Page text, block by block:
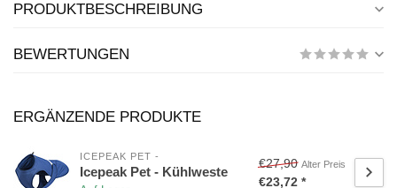
PRODUKTBESCHREIBUNG
BEWERTUNGEN
ERGÄNZENDE PRODUKTE
ICEPEAK PET -
Icepeak Pet - Kühlweste
€27,90 Alter Preis
€23,72 *